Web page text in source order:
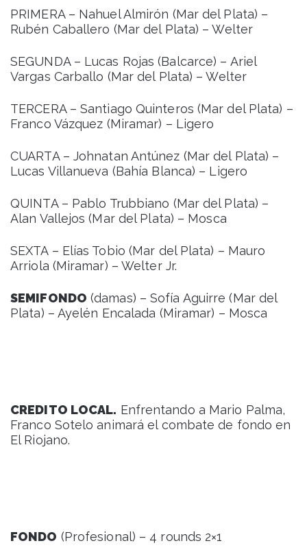
PRIMERA – Nahuel Almirón (Mar del Plata) –
Rubén Caballero (Mar del Plata) – Welter
SEGUNDA – Lucas Rojas (Balcarce) – Ariel
Vargas Carballo (Mar del Plata) – Welter
TERCERA – Santiago Quinteros (Mar del Plata) –
Franco Vázquez (Miramar) – Ligero
CUARTA – Johnatan Antúnez (Mar del Plata) –
Lucas Villanueva (Bahía Blanca) – Ligero
QUINTA – Pablo Trubbiano (Mar del Plata) –
Alan Vallejos (Mar del Plata) – Mosca
SEXTA – Elías Tobio (Mar del Plata) – Mauro
Arriola (Miramar) – Welter Jr.
SEMIFONDO (damas) – Sofía Aguirre (Mar del
Plata) – Ayelén Encalada (Miramar) – Mosca
CREDITO LOCAL. Enfrentando a Mario Palma,
Franco Sotelo animará el combate de fondo en
El Riojano.
FONDO (Profesional) – 4 rounds 2×1